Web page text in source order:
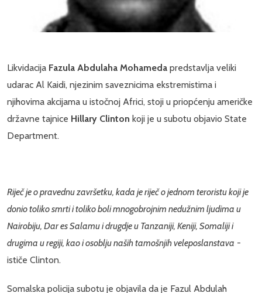
Likvidacija Fazula Abdulaha Mohameda predstavlja veliki
udarac Al Kaidi, njezinim saveznicima ekstremistima i
njihovima akcijama u istočnoj Africi, stoji u priopćenju američke
državne tajnice Hillary Clinton koji je u subotu objavio State
Department.
Riječ je o pravednu završetku, kada je riječ o jednom teroristu koji je
donio toliko smrti i toliko boli mnogobrojnim nedužnim ljudima u
Nairobiju, Dar es Salamu i drugdje u Tanzaniji, Keniji, Somaliji i
drugima u regiji, kao i osoblju naših tamošnjih veleposlanstava -
ističe Clinton.
Somalska policija subotu je objavila da je Fazul Abdulah